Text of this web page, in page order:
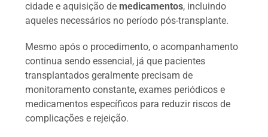
cidade e aquisição de medicamentos, incluindo
aqueles necessários no período pós-transplante.
Mesmo após o procedimento, o acompanhamento
continua sendo essencial, já que pacientes
transplantados geralmente precisam de
monitoramento constante, exames periódicos e
medicamentos específicos para reduzir riscos de
complicações e rejeição.